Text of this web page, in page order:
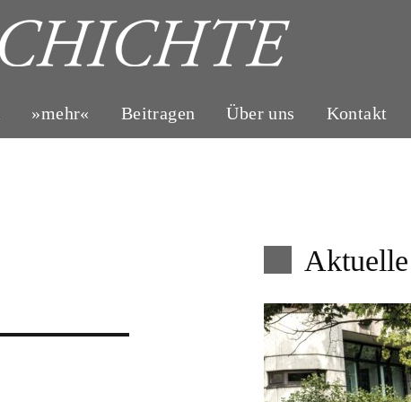
»mehr« Beitragen Über uns Kontakt